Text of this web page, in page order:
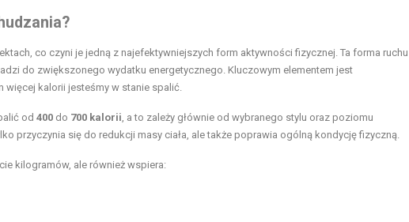
co czyni je jedną z najefektywniejszych form aktywności fizycznej. Ta forma ruchu
do zwiększonego wydatku energetycznego. Kluczowym elementem jest
więcej kalorii jesteśmy w stanie spalić.
od 400 do 700 kalorii, a to zależy głównie od wybranego stylu oraz poziomu
przyczynia się do redukcji masy ciała, ale także poprawia ogólną kondycję fizyczną.
kilogramów, ale również wspiera: